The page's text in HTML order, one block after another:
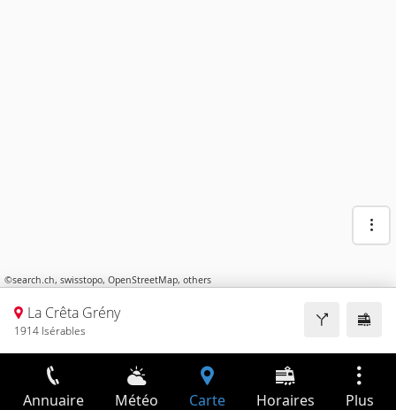
©search.ch, swisstopo, OpenStreetMap, others
La Crêta Grény
1914 Isérables
Annuaire Météo Carte Horaires Plus